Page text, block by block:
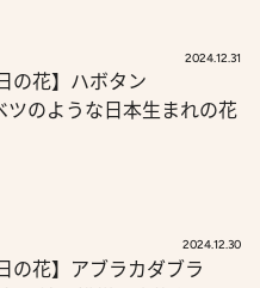
2024.12.31
の花】ハボタン
ツのような日本生まれの花
2024.12.30
の花】アブラカダブラ